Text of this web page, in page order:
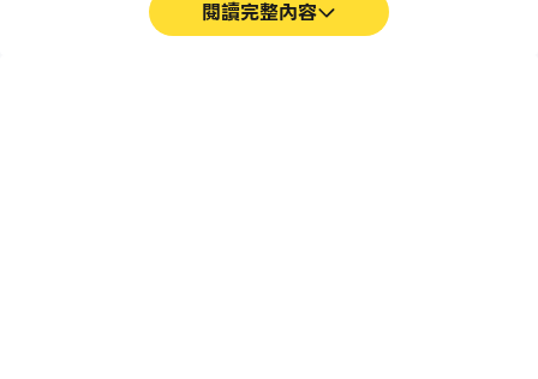
閱讀完整內容